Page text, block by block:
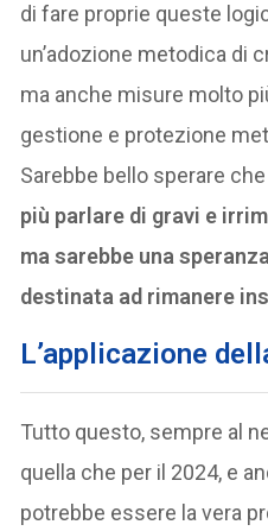
di fare proprie queste
un’adozione metodica di
ma anche misure molto
gestione e protezione
Sarebbe bello sperare
più parlare di gravi e
ma sarebbe una
destinata ad rimanere
L’applicazione
Tutto questo, sempre al
quella che per il 2024, e
potrebbe essere la vera